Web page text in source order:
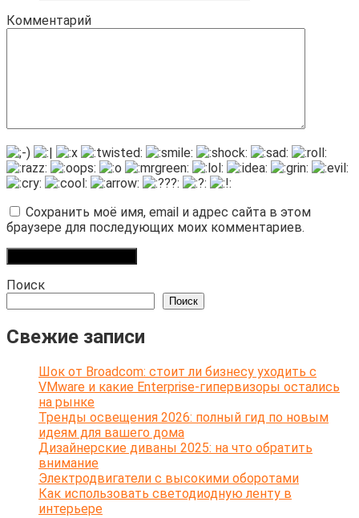
Комментарий
Сохранить моё имя, email и адрес сайта в этом
браузере для последующих моих комментариев.
Поиск
Поиск
Свежие записи
Шок от Broadcom: стоит ли бизнесу уходить с
VMware и какие Enterprise-гипервизоры остались
на рынке
Тренды освещения 2026: полный гид по новым
идеям для вашего дома
Дизайнерские диваны 2025: на что обратить
внимание
Электродвигатели с высокими оборотами
Как использовать светодиодную ленту в
интерьере